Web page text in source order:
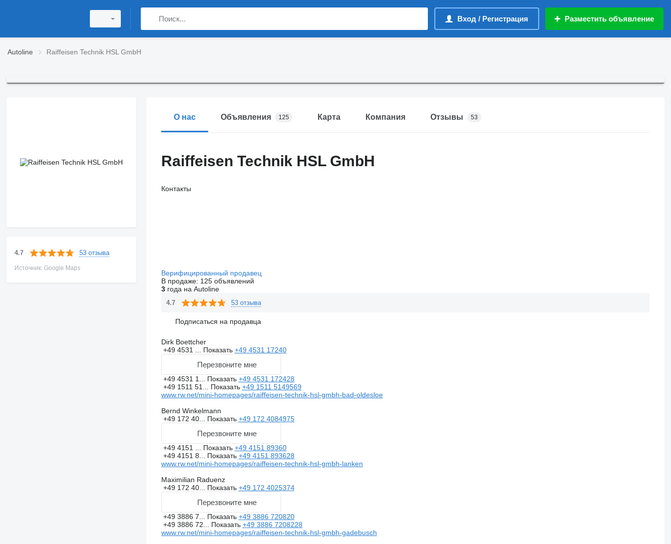
Вход / Регистрация Разместить объявление
Autoline Raiffeisen Technik HSL GmbH
4.7 53 отзыва
Источник: Google Maps
О нас Объявления 125 Карта Компания Отзывы 53
Raiffeisen Technik HSL GmbH
Контакты
Верифицированный продавец
В продаже: 125 объявлений
3года на Autoline
4.7 53 отзыва
Подписаться на продавца
Dirk Boettcher
+49 4531 ... Показать +49 4531 17240
Перезвоните мне
+49 4531 1... Показать +49 4531 172428
+49 1511 51... Показать +49 1511 5149569
www.rw.net/mini-homepages/raiffeisen-technik-hsl-gmbh-bad-oldesloe
Bernd Winkelmann
+49 172 40... Показать +49 172 4084975
Перезвоните мне
+49 4151 ... Показать +49 4151 89360
+49 4151 8... Показать +49 4151 893628
www.rw.net/mini-homepages/raiffeisen-technik-hsl-gmbh-lanken
Maximilian Raduenz
+49 172 40... Показать +49 172 4025374
Перезвоните мне
+49 3886 7... Показать +49 3886 720820
+49 3886 72... Показать +49 3886 7208228
www.rw.net/mini-homepages/raiffeisen-technik-hsl-gmbh-gadebusch